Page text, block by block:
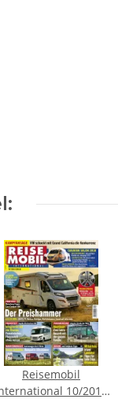
Reisemobil
10/2018